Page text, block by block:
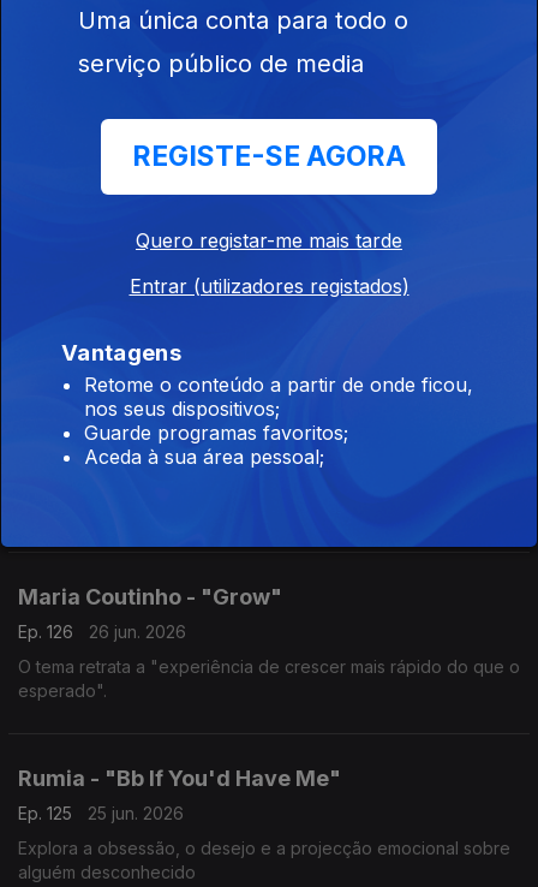
Dreia - "Morrer Devagarinho"
Simboliza o fim de um ciclo e o renascimento de uma nova
Tranquiliza - "Tudo o Que Não Fiz"
"Sobre saber existir, aproveitar cada segundo ao máximo para
Jafuipedro + Bia Maria - "Dia Normal"
29 jun. 2026
Maria Coutinho - "Grow"
Ep. 126
26 jun. 2026
O tema retrata a "experiência de crescer mais rápido do que o
esperado".
Rumia - "Bb If You'd Have Me"
Ep. 125
25 jun. 2026
Explora a obsessão, o desejo e a projecção emocional sobre
alguém desconhecido
Uma única conta para todo o
serviço público de media
REGISTE-SE AGORA
Quero registar-me mais tarde
Entrar (utilizadores registados)
Vantagens
Retome o conteúdo a partir de onde ficou,
nos seus dispositivos;
Guarde programas favoritos;
Aceda à sua área pessoal;